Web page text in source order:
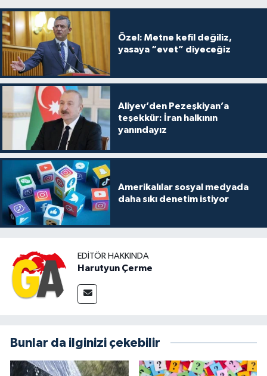
Özel: Metne kefil değiliz,
yasaya “evet” diyeceğiz
Aliyev’den Pezeşkiyan’a
teşekkür: İran halkının
yanındayız
Amerikalılar sosyal medyada
daha sıkı denetim istiyor
EDITÖR HAKKINDA
Harutyun Çerme
Bunlar da ilginizi çekebilir